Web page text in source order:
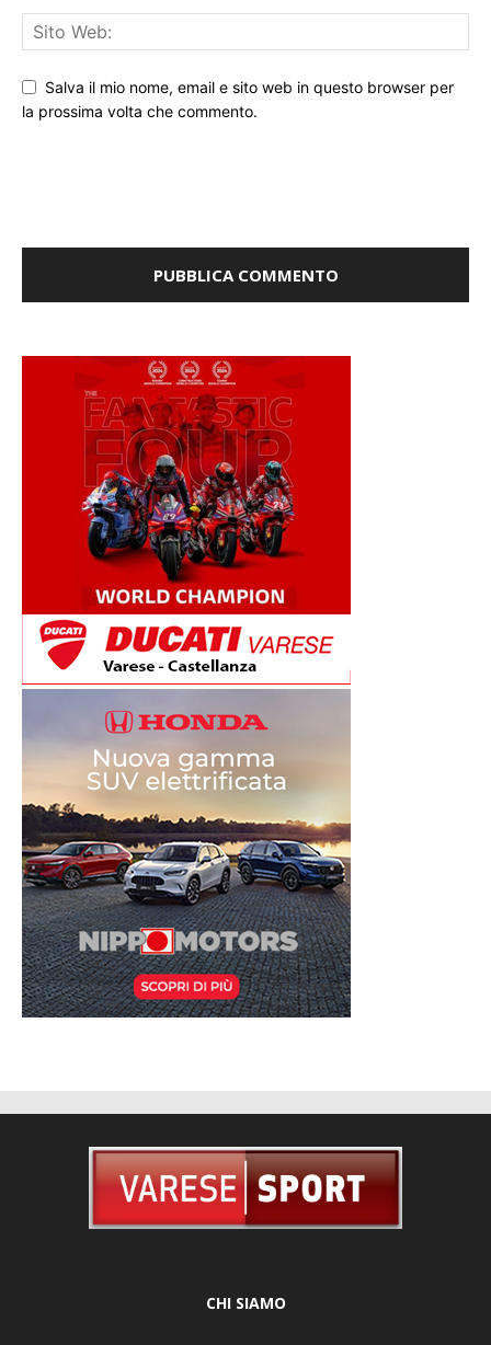
Salva il mio nome, email e sito web in questo browser per
la prossima volta che commento.
CHI SIAMO